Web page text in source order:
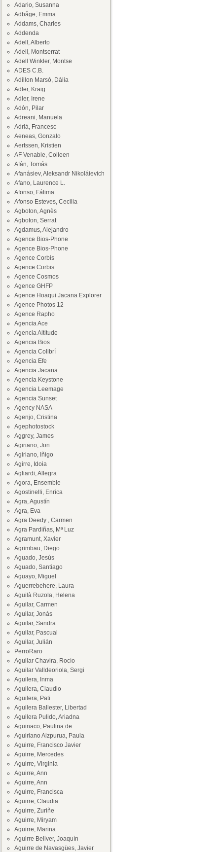
Adario, Susanna
Adbåge, Emma
Addams, Charles
Addenda
Adell, Alberto
Adell, Montserrat
Adell Winkler, Montse
ADES C.B.
Adillon Marsó, Dàlia
Adler, Kraig
Adler, Irene
Adón, Pilar
Adreani, Manuela
Adrià, Francesc
Aeneas, Gonzalo
Aertssen, Kristien
AF Venable, Colleen
Afán, Tomás
Afanásiev, Aleksandr Nikoláievich
Afano, Laurence L.
Afonso, Fátima
Afonso Esteves, Cecilia
Agboton, Agnès
Agboton, Serrat
Agdamus, Alejandro
Agence Bios-Phone
Agence Bios-Phone
Agence Corbis
Agence Corbis
Agence Cosmos
Agence GHFP
Agence Hoaqui Jacana Explorer
Agence Photos 12
Agence Rapho
Agencia Ace
Agencia Altitude
Agencia Bios
Agencia Colibrí
Agencia Efe
Agencia Jacana
Agencia Keystone
Agencia Leemage
Agencia Sunset
Agency NASA
Agenjo, Cristina
Agephotostock
Aggrey, James
Agiriano, Jon
Agiriano, Iñigo
Agirre, Idoia
Agliardi, Allegra
Agora, Ensemble
Agostinelli, Enrica
Agra, Agustín
Agra, Eva
Agra Deedy , Carmen
Agra Pardiñas, Mª Luz
Agramunt, Xavier
Agrimbau, Diego
Aguado, Jesús
Aguado, Santiago
Aguayo, Miguel
Aguerrebehere, Laura
Aguilà Ruzola, Helena
Aguilar, Carmen
Aguilar, Jonás
Aguilar, Sandra
Aguilar, Pascual
Aguilar, Julián
PerroRaro
Aguilar Chavira, Rocío
Aguilar Valldeoriola, Sergi
Aguilera, Inma
Aguilera, Claudio
Aguilera, Pati
Aguilera Ballester, Libertad
Aguilera Pulido, Ariadna
Aguinaco, Paulina de
Aguiriano Aizpurua, Paula
Aguirre, Francisco Javier
Aguirre, Mercedes
Aguirre, Virginia
Aguirre, Ann
Aguirre, Ann
Aguirre, Francisca
Aguirre, Claudia
Aguirre, Zuriñe
Aguirre, Miryam
Aguirre, Marina
Aguirre Bellver, Joaquín
Aguirre de Navasgües, Javier